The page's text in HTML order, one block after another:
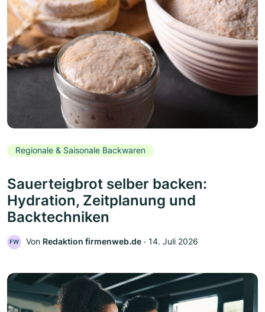
Regionale & Saisonale Backwaren
Sauerteigbrot selber backen:
Hydration, Zeitplanung und
Backtechniken
FW Von Redaktion firmenweb.de ‧ 14. Juli 2026